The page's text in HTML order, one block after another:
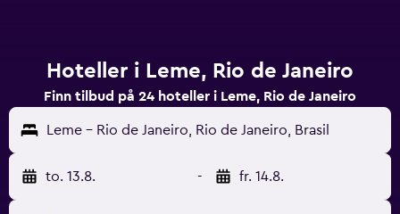
Hoteller i Leme, Rio de Janeiro
Finn tilbud på 24 hoteller i Leme, Rio de Janeiro
Leme - Rio de Janeiro, Rio de Janeiro, Brasil
to. 13.8. - fr. 14.8.